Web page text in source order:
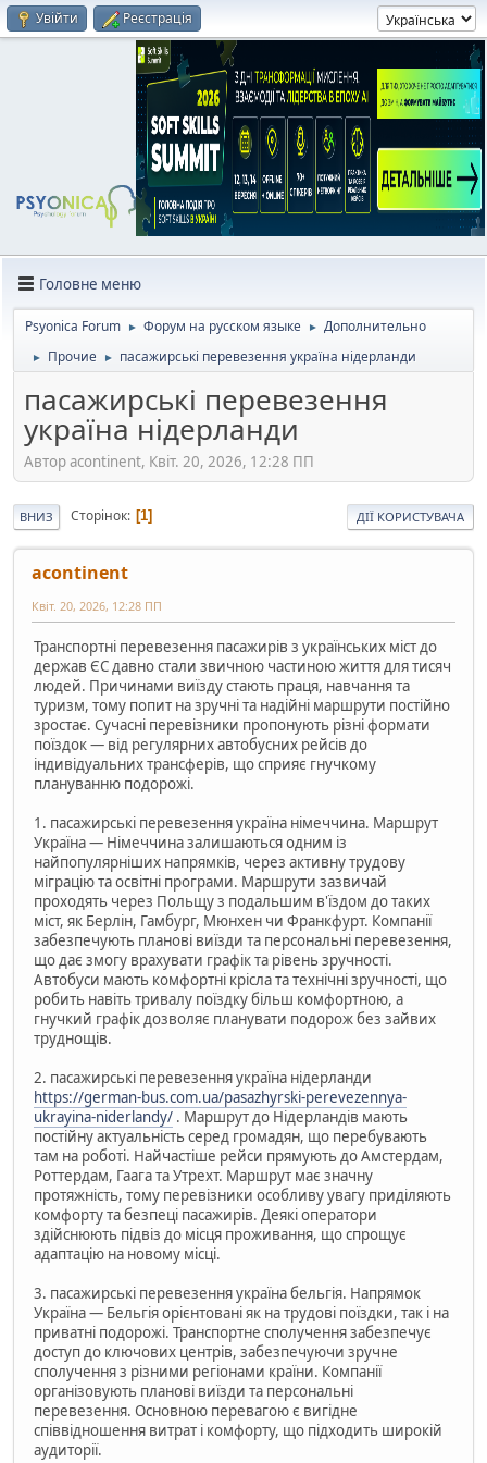
Увійти Реєстрація
Головне меню
Psyonica Forum ► Форум на русском языке ► Дополнительно
► Прочие ► пасажирські перевезення україна нідерланди
пасажирські перевезення
україна нідерланди
Автор acontinent, Квіт. 20, 2026, 12:28 ПП
ВНИЗ Сторінок 1 ДІЇ КОРИСТУВАЧА
acontinent
Квіт. 20, 2026, 12:28 ПП
Транспортні перевезення пасажирів з українських міст до
держав ЄС давно стали звичною частиною життя для тисяч
людей. Причинами виїзду стають праця, навчання та
туризм, тому попит на зручні та надійні маршрути постійно
зростає. Сучасні перевізники пропонують різні формати
поїздок — від регулярних автобусних рейсів до
індивідуальних трансферів, що сприяє гнучкому
плануванню подорожі.
1. пасажирські перевезення україна німеччина. Маршрут
Україна — Німеччина залишаються одним із
найпопулярніших напрямків, через активну трудову
міграцію та освітні програми. Маршрути зазвичай
проходять через Польщу з подальшим в'їздом до таких
міст, як Берлін, Гамбург, Мюнхен чи Франкфурт. Компанії
забезпечують планові виїзди та персональні перевезення,
що дає змогу врахувати графік та рівень зручності.
Автобуси мають комфортні крісла та технічні зручності, що
робить навіть тривалу поїздку більш комфортною, а
гнучкий графік дозволяє планувати подорож без зайвих
труднощів.
2. пасажирські перевезення україна нідерланди
https://german-bus.com.ua/pasazhyrski-perevezennya-
ukrayina-niderlandy/ . Маршрут до Нідерландів мають
постійну актуальність серед громадян, що перебувають
там на роботі. Найчастіше рейси прямують до Амстердам,
Роттердам, Гаага та Утрехт. Маршрут має значну
протяжність, тому перевізники особливу увагу приділяють
комфорту та безпеці пасажирів. Деякі оператори
здійснюють підвіз до місця проживання, що спрощує
адаптацію на новому місці.
3. пасажирські перевезення україна бельгія. Напрямок
Україна — Бельгія орієнтовані як на трудові поїздки, так і на
приватні подорожі. Транспортне сполучення забезпечує
доступ до ключових центрів, забезпечуючи зручне
сполучення з різними регіонами країни. Компанії
організовують планові виїзди та персональні
перевезення. Основною перевагою є вигідне
співвідношення витрат і комфорту, що підходить широкій
аудиторії.